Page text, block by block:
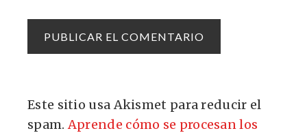
Este sitio usa Akismet para reducir el
spam.Aprende cómo se procesan los